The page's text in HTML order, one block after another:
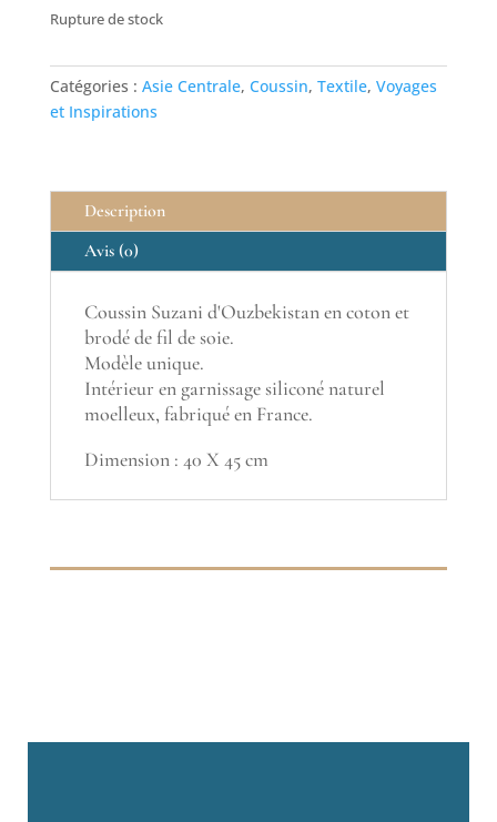
Rupture de stock
Catégories : Asie Centrale, Coussin, Textile, Voyages
et Inspirations
Description
Avis (0)
Coussin Suzani d'Ouzbekistan en coton et
brodé de fil de soie.
Modèle unique.
Intérieur en garnissage siliconé naturel
moelleux, fabriqué en France.
Dimension : 40 X 45 cm